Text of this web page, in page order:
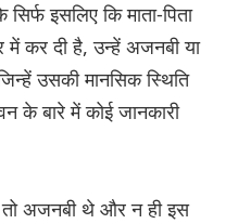
इसलिए कि माता-पिता
में कर दी है, उन्हें अजनबी या
उसकी मानसिक स्थिति
के बारे में कोई जानकारी
तो अजनबी थे और न ही इस